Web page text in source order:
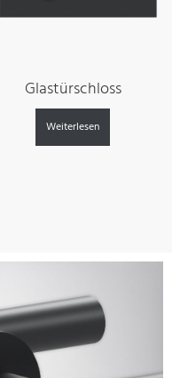
Glastürschloss
Weiterlesen